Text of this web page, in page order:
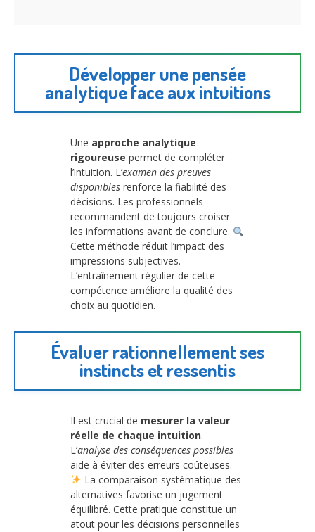
Développer une pensée
analytique face aux intuitions
Une approche analytique
rigoureuse permet de compléter
l’intuition. L’examen des preuves
disponibles renforce la fiabilité des
décisions. Les professionnels
recommandent de toujours croiser
les informations avant de conclure.
Cette méthode réduit l’impact des
impressions subjectives.
L’entraînement régulier de cette
compétence améliore la qualité des
choix au quotidien.
Évaluer rationnellement ses
instincts et ressentis
Il est crucial de mesurer la valeur
réelle de chaque intuition.
L’analyse des conséquences possibles
aide à éviter des erreurs coûteuses.
La comparaison systématique des
alternatives favorise un jugement
équilibré. Cette pratique constitue un
atout pour les décisions personnelles